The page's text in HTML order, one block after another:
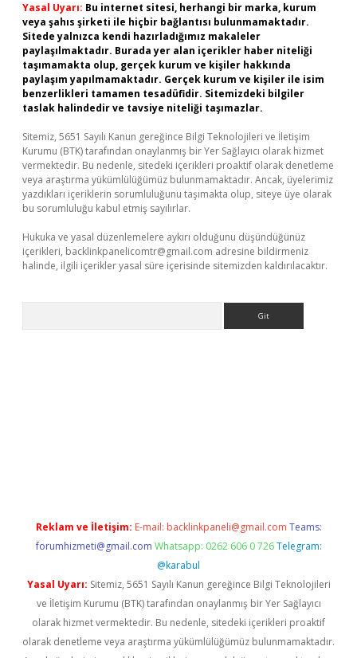
Yasal Uyarı: Bu internet sitesi, herhangi bir marka, kurum
veya şahıs şirketi ile hiçbir bağlantısı bulunmamaktadır.
Sitede yalnızca kendi hazırladığımız makaleler
paylaşılmaktadır. Burada yer alan içerikler haber niteliği
taşımamakta olup, gerçek kurum ve kişiler hakkında
paylaşım yapılmamaktadır. Gerçek kurum ve kişiler ile isim
benzerlikleri tamamen tesadüfidir. Sitemizdeki bilgiler
taslak halindedir ve tavsiye niteliği taşımazlar.
Sitemiz, 5651 Sayılı Kanun gereğince Bilgi Teknolojileri ve İletişim
Kurumu (BTK) tarafından onaylanmış bir Yer Sağlayıcı olarak hizmet
vermektedir. Bu nedenle, sitedeki içerikleri proaktif olarak denetleme
veya araştırma yükümlülüğümüz bulunmamaktadır. Ancak, üyelerimiz
yazdıkları içeriklerin sorumluluğunu taşımakta olup, siteye üye olarak
bu sorumluluğu kabul etmiş sayılırlar.
Hukuka ve yasal düzenlemelere aykırı olduğunu düşündüğünüz
içerikleri, backlinkpanelicomtr@gmail.com adresine bildirmeniz
halinde, ilgili içerikler yasal süre içerisinde sitemizden kaldırılacaktır.
Reklam ve İletişim: E-mail: backlinkpaneli@gmail.com Teams:
forumhizmeti@gmail.com Whatsapp: 0262 606 0 726 Telegram:
@karabul
Yasal Uyarı: Sitemiz, 5651 Sayılı Kanun gereğince Bilgi Teknolojileri
ve İletişim Kurumu (BTK) tarafından onaylanmış bir Yer Sağlayıcı
olarak hizmet vermektedir. Bu nedenle, sitedeki içerikleri proaktif
olarak denetleme veya araştırma yükümlülüğümüz bulunmamaktadır.